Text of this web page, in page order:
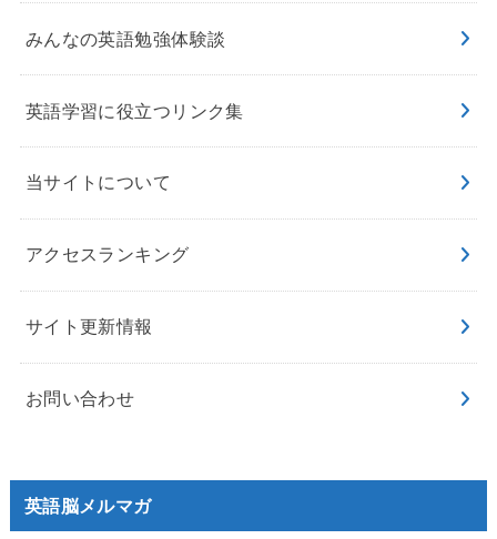
みんなの英語勉強体験談
英語学習に役立つリンク集
当サイトについて
アクセスランキング
サイト更新情報
お問い合わせ
英語脳メルマガ